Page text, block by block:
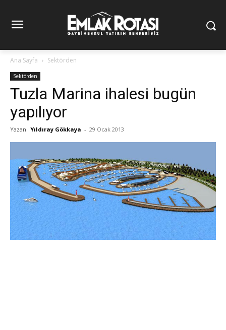
Ana Sayfa Sektörden
Sektörden
Tuzla Marina ihalesi bugün
yapılıyor
Yazan: Yıldıray Gökkaya - 29 Ocak 2013